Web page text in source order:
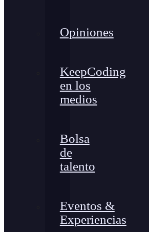
Opiniones
KeepCoding
en los
medios
Bolsa
de
talento
Eventos &
Experiencias